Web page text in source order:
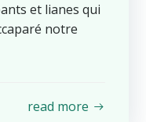
et lianes qui
notre
read more